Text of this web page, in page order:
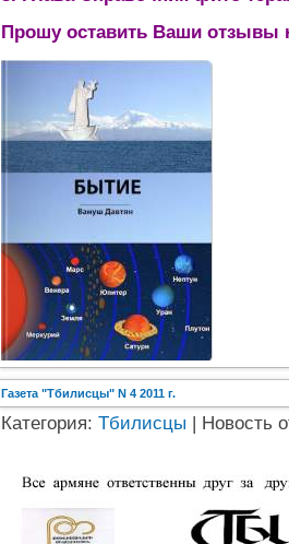
Прошу оставить Ваши отзывы
Газета "Тбилисцы" N 4 2011 г.
Категория: Тбилисцы | Новость